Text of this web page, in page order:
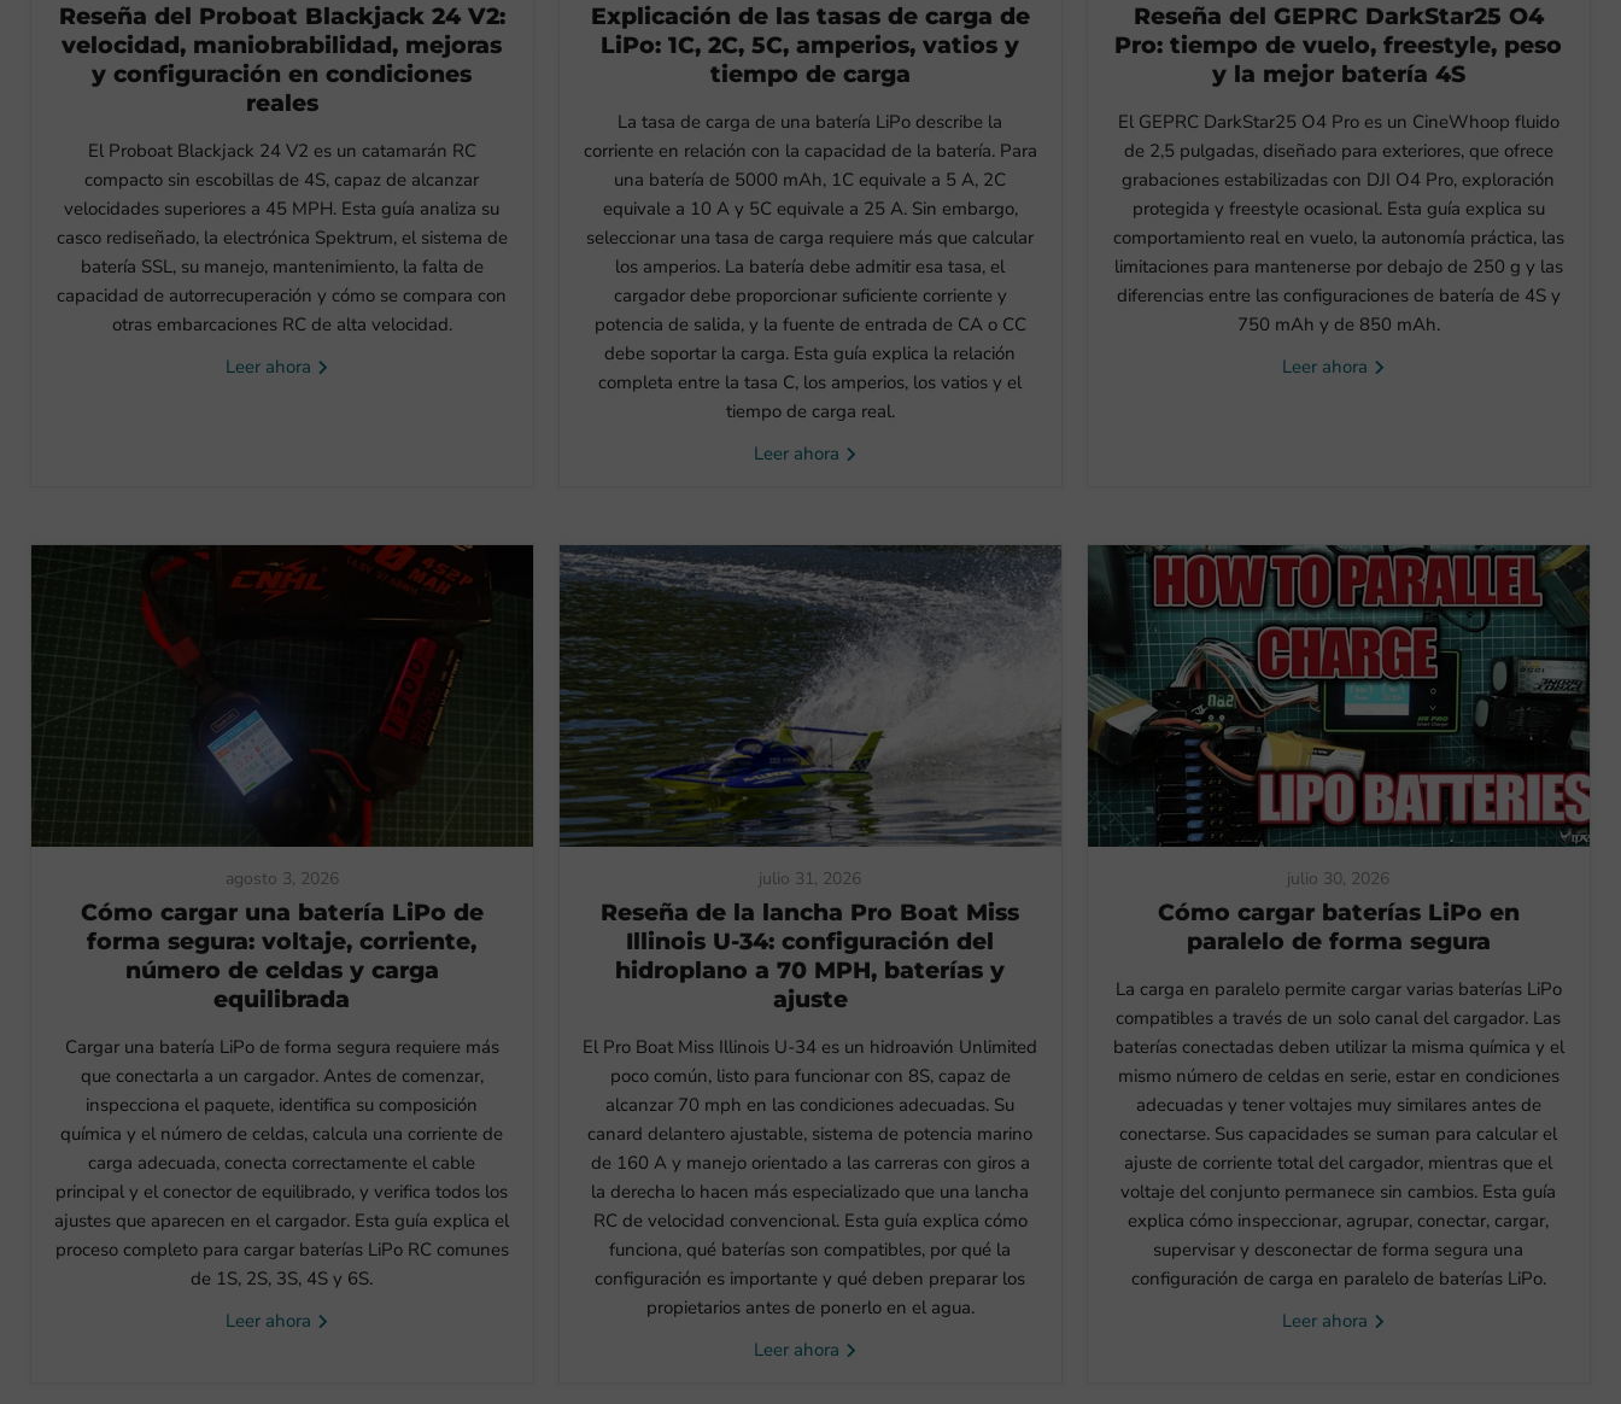
Reseña del Proboat Blackjack 24 V2:
velocidad, maniobrabilidad, mejoras
y configuración en condiciones
reales
El Proboat Blackjack 24 V2 es un catamarán RC
compacto sin escobillas de 4S, capaz de alcanzar
velocidades superiores a 45 MPH. Esta guía analiza su
casco rediseñado, la electrónica Spektrum, el sistema de
batería SSL, su manejo, mantenimiento, la falta de
capacidad de autorrecuperación y cómo se compara con
otras embarcaciones RC de alta velocidad.
Leer ahora
Explicación de las tasas de carga de
LiPo: 1C, 2C, 5C, amperios, vatios y
tiempo de carga
La tasa de carga de una batería LiPo describe la
corriente en relación con la capacidad de la batería. Para
una batería de 5000 mAh, 1C equivale a 5 A, 2C
equivale a 10 A y 5C equivale a 25 A. Sin embargo,
seleccionar una tasa de carga requiere más que calcular
los amperios. La batería debe admitir esa tasa, el
cargador debe proporcionar suficiente corriente y
potencia de salida, y la fuente de entrada de CA o CC
debe soportar la carga. Esta guía explica la relación
completa entre la tasa C, los amperios, los vatios y el
tiempo de carga real.
Leer ahora
Reseña del GEPRC DarkStar25 O4
Pro: tiempo de vuelo, freestyle, peso
y la mejor batería 4S
El GEPRC DarkStar25 O4 Pro es un CineWhoop fluido
de 2,5 pulgadas, diseñado para exteriores, que ofrece
grabaciones estabilizadas con DJI O4 Pro, exploración
protegida y freestyle ocasional. Esta guía explica su
comportamiento real en vuelo, la autonomía práctica, las
limitaciones para mantenerse por debajo de 250 g y las
diferencias entre las configuraciones de batería de 4S y
750 mAh y de 850 mAh.
Leer ahora
agosto 3, 2026
Cómo cargar una batería LiPo de
forma segura: voltaje, corriente,
número de celdas y carga
equilibrada
Cargar una batería LiPo de forma segura requiere más
que conectarla a un cargador. Antes de comenzar,
inspecciona el paquete, identifica su composición
química y el número de celdas, calcula una corriente de
carga adecuada, conecta correctamente el cable
principal y el conector de equilibrado, y verifica todos los
ajustes que aparecen en el cargador. Esta guía explica el
proceso completo para cargar baterías LiPo RC comunes
de 1S, 2S, 3S, 4S y 6S.
Leer ahora
julio 31, 2026
Reseña de la lancha Pro Boat Miss
Illinois U-34: configuración del
hidroplano a 70 MPH, baterías y
ajuste
El Pro Boat Miss Illinois U-34 es un hidroavión Unlimited
poco común, listo para funcionar con 8S, capaz de
alcanzar 70 mph en las condiciones adecuadas. Su
canard delantero ajustable, sistema de potencia marino
de 160 A y manejo orientado a las carreras con giros a
la derecha lo hacen más especializado que una lancha
RC de velocidad convencional. Esta guía explica cómo
funciona, qué baterías son compatibles, por qué la
configuración es importante y qué deben preparar los
propietarios antes de ponerlo en el agua.
Leer ahora
julio 30, 2026
Cómo cargar baterías LiPo en
paralelo de forma segura
La carga en paralelo permite cargar varias baterías LiPo
compatibles a través de un solo canal del cargador. Las
baterías conectadas deben utilizar la misma química y el
mismo número de celdas en serie, estar en condiciones
adecuadas y tener voltajes muy similares antes de
conectarse. Sus capacidades se suman para calcular el
ajuste de corriente total del cargador, mientras que el
voltaje del conjunto permanece sin cambios. Esta guía
explica cómo inspeccionar, agrupar, conectar, cargar,
supervisar y desconectar de forma segura una
configuración de carga en paralelo de baterías LiPo.
Leer ahora